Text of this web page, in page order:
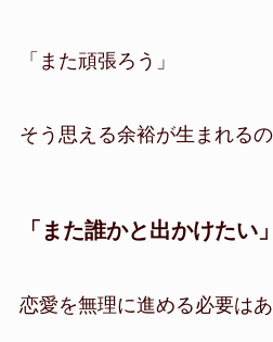
「また頑張ろう」
そう思える余裕が生まれるの
「また誰かと出かけたい
恋愛を無理に進める必要はあ